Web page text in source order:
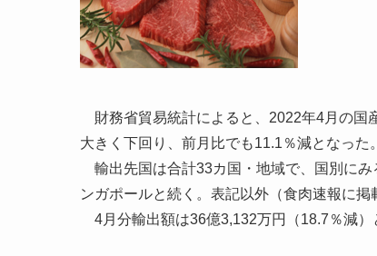
財務省貿易統計によると、2022年4月の国
大きく下回り、前月比でも11.1％減となった。
輸出先国は合計33カ国・地域で、国別に
ンガポールと続く。表記以外（食肉速報に
4月分輸出額は36億3,132万円（18.7％減）